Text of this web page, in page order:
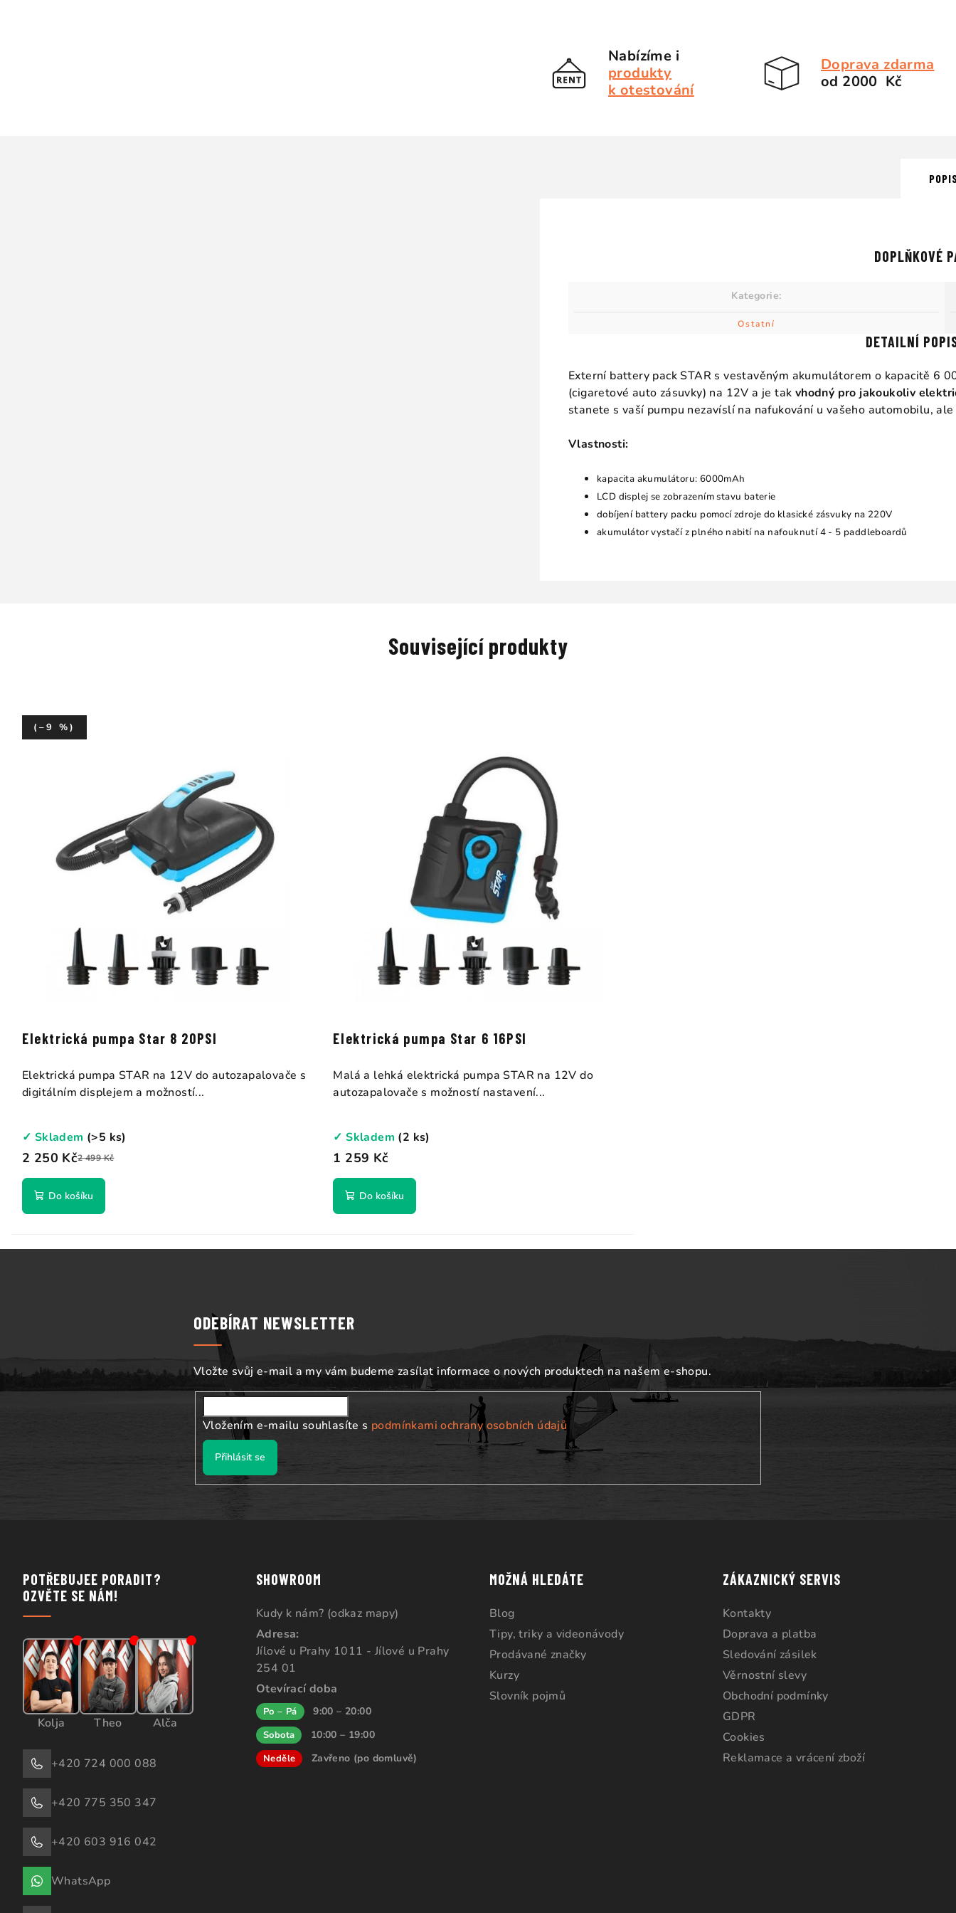
Nabízíme i
produkty
k otestování
Doprava zdarma
od 2000 Kč
DETAILNÍ
Externí battery pack STAR s vestavěným akumulátorem o kapacitě 6
(cigaretové auto zásuvky) na 12V a je tak vhodný pro jakoukoliv
stanete s vaší pumpu nezavíslí na nafukování u vašeho automobilu,
Vlastnosti:
kapacita akumulátoru: 6000mAh
LCD displej se zobrazením stavu baterie
dobíjení battery packu pomocí zdroje do klasické zásvuky na 220V
akumulátor vystačí z plného nabití na nafouknutí 4 - 5 paddleboardů
DOPLŇKOVÉ
Kategorie:
Ostatní
Související produkty
Elektrická pumpa Star 8 20PSI
2 250 Kč2 499 Kč
(–9 %)
✓ Skladem (>5 ks)
Do košíku
Elektrická pumpa STAR na 12V do autozapalovače s
digitálním displejem a možností...
Elektrická pumpa Star 6 16PSI
1 259 Kč
✓ Skladem (2 ks)
Do košíku
Malá a lehká elektrická pumpa STAR na 12V do
autozapalovače s možností nastavení...
t
í
ODEBÍRAT NEWSLETTER
Vložte svůj e-mail a my vám budeme zasílat informace o nových produktech na našem e-shopu.
Vložením e-mailu souhlasíte s podmínkami ochrany osobních údajů
Přihlásit se
POTŘEBUJEE PORADIT?
OZVĚTE SE NÁM!
Kolja Theo Alča
+420 724 000 088
+420 775 350 347
+420 603 916 042
WhatsApp
SHOWROOM
Kudy k nám? (odkaz mapy)
Adresa:
Jílové u Prahy 1011 - Jílové u Prahy
254 01
Otevírací doba
Po – Pá 9:00 – 20:00
Sobota 10:00 – 19:00
Neděle Zavřeno (po domluvě)
MOŽNÁ HLEDÁTE
Blog
Tipy, triky a videonávody
Prodávané značky
Kurzy
Slovník pojmů
ZÁKAZNICKÝ SERVIS
Kontakty
Doprava a platba
Sledování zásilek
Věrnostní slevy
Obchodní podmínky
GDPR
Cookies
Reklamace a vrácení zboží